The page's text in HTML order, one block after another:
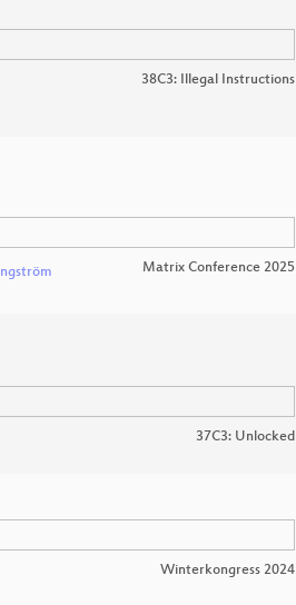
38C3: Illegal Instructions
Matrix Conference 2025
37C3: Unlocked
Winterkongress 2024